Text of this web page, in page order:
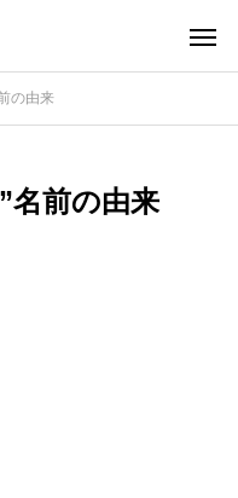
の由来
名前の由来